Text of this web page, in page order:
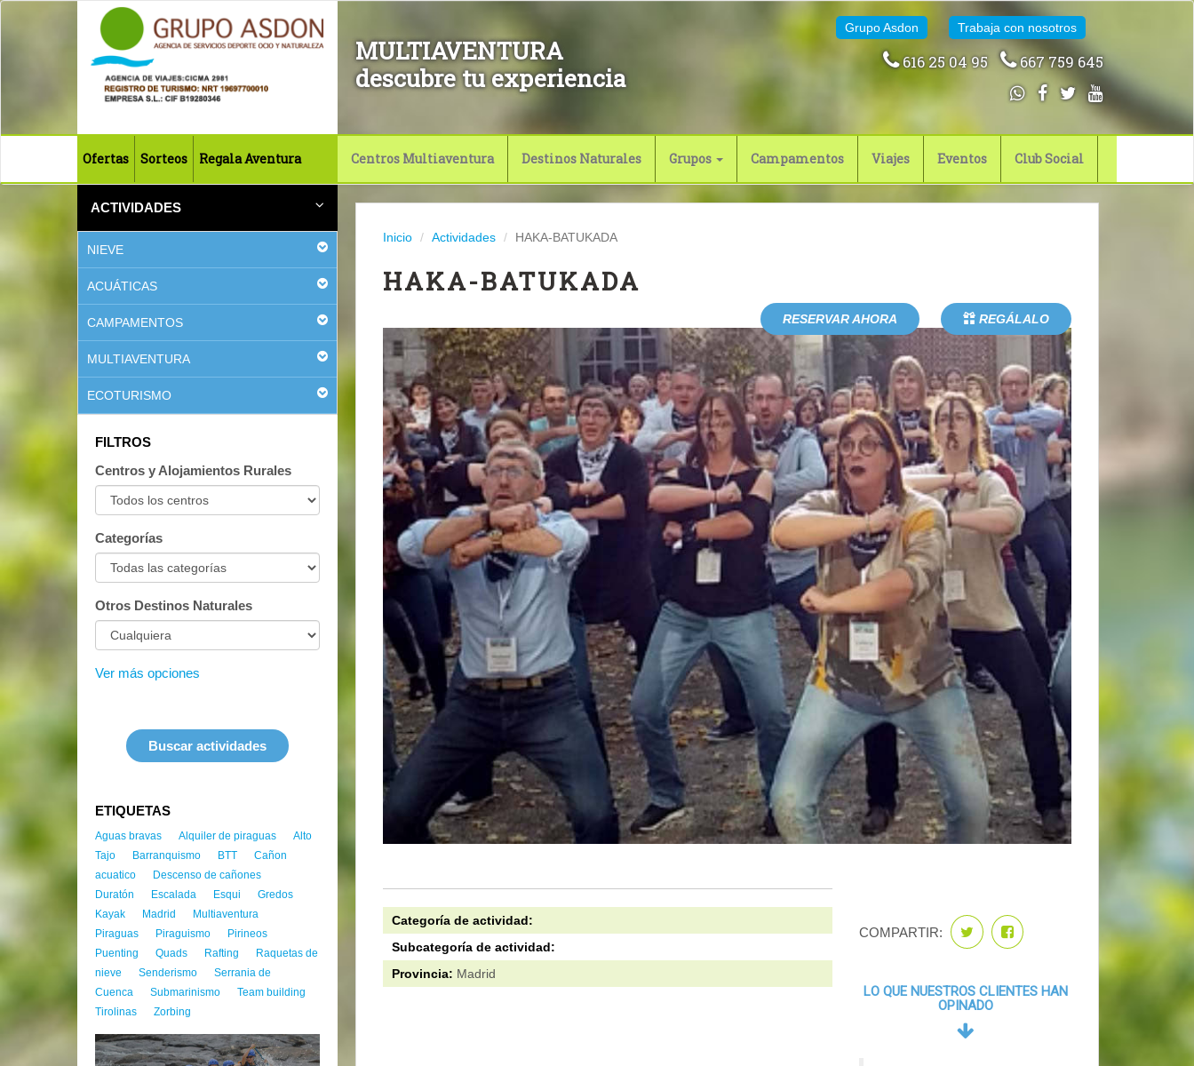
MULTIAVENTURA
descubre tu experiencia
Grupo Asdon Trabaja con nosotros
616 25 04 95 667 759 645
Ofertas Sorteos Regala Aventura Centros Multiaventura Destinos Naturales Grupos Campamentos Viajes Eventos Club Social
ACTIVIDADES
NIEVE
ACUÁTICAS
CAMPAMENTOS
MULTIAVENTURA
ECOTURISMO
FILTROS
Centros y Alojamientos Rurales
Categorías
Otros Destinos Naturales
Ver más opciones
ETIQUETAS
Aguas bravas Alquiler de piraguas
Alto
Tajo
Barranquismo BTT
Cañon
acuatico
Descenso de cañones
Duratón
Escalada Esqui
Gredos
Kayak
Madrid
Multiaventura
Piraguas
Piraguismo
Pirineos
Puenting
Quads Rafting
Raquetas de
nieve
Senderismo
Serrania de
Cuenca
Submarinismo
Team building
Tirolinas
Zorbing
Inicio Actividades HAKA-BATUKADA
HAKA-BATUKADA
RESERVAR AHORA REGÁLALO
Categoría de actividad:
Subcategoría de actividad:
Provincia: Madrid
COMPARTIR:
LO QUE NUESTROS CLIENTES HAN
OPINADO